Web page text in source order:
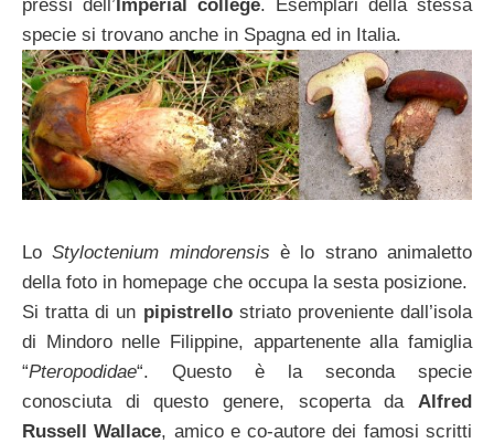
pressi dell’ Imperial college. Esemplari della stessa
specie si trovano anche in Spagna ed in Italia.
LoStyloctenium mindorensis è lo strano animaletto
della foto in homepage che occupa la sesta posizione.
Si tratta di un pipistrello striato proveniente dall’isola
di Mindoro nelle Filippine, appartenente alla famiglia
“Pteropodidae“. Questo è la seconda specie
conosciuta di questo genere, scoperta da Alfred
Russell Wallace, amico e co-autore dei famosi scritti